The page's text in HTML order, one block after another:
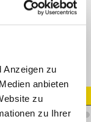
Anzeigen zu
anbieten
zu
zu Ihrer